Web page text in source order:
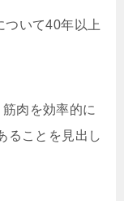
ついて40年以上
肉を効率的に
ることを見出し